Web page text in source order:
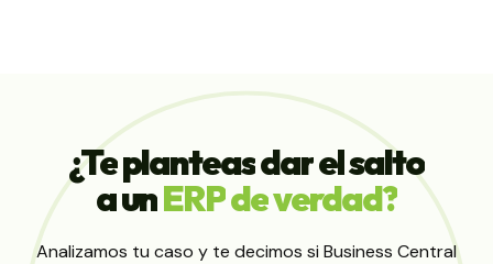
¿Teplanteasdarelsalto
aunERPdeverdad?
Analizamos tu caso y te decimos si Business Central